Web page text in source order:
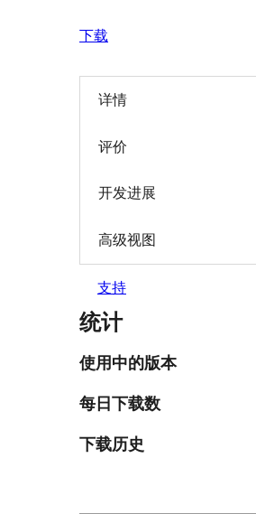
下载
详情
评价
开发进展
高级视图
支持
统计
使用中的版本
每日下载数
下载历史